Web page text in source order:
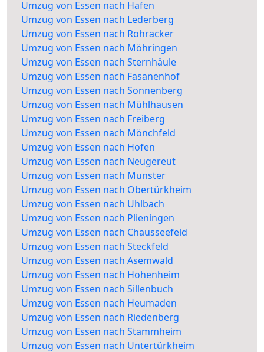
Umzug von Essen nach Hafen
Umzug von Essen nach Lederberg
Umzug von Essen nach Rohracker
Umzug von Essen nach Möhringen
Umzug von Essen nach Sternhäule
Umzug von Essen nach Fasanenhof
Umzug von Essen nach Sonnenberg
Umzug von Essen nach Mühlhausen
Umzug von Essen nach Freiberg
Umzug von Essen nach Mönchfeld
Umzug von Essen nach Hofen
Umzug von Essen nach Neugereut
Umzug von Essen nach Münster
Umzug von Essen nach Obertürkheim
Umzug von Essen nach Uhlbach
Umzug von Essen nach Plieningen
Umzug von Essen nach Chausseefeld
Umzug von Essen nach Steckfeld
Umzug von Essen nach Asemwald
Umzug von Essen nach Hohenheim
Umzug von Essen nach Sillenbuch
Umzug von Essen nach Heumaden
Umzug von Essen nach Riedenberg
Umzug von Essen nach Stammheim
Umzug von Essen nach Untertürkheim